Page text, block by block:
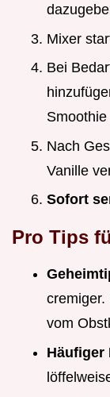
Mixer
Bei
Nach
Vanille
Sofort
Pro Tips
cremiger.
vom
Häufiger